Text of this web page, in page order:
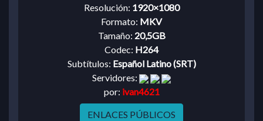
Resolución: 1920×1080
Formato: MKV
Tamaño: 20,5GB
Codec: H264
Subtítulos: Español Latino (SRT)
Servidores:
por: ivan4621
ENLACES PÚBLICOS